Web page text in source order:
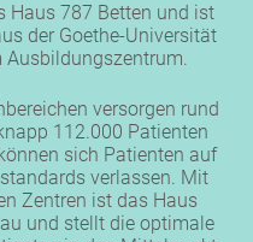
Haus 787 Betten und ist
der Goethe-Universität
versorgen rund
112.000 Patienten
sich Patienten auf
verlassen. Mit
Zentren ist das Haus
und stellt die optimale